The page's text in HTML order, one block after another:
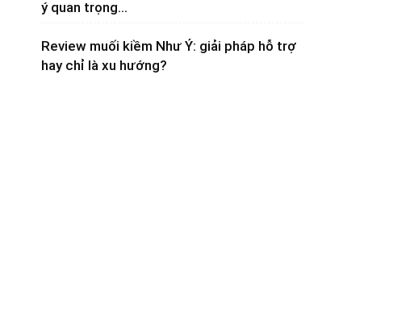
ý quan trọng...
Review muối kiềm Như Ý: giải pháp hỗ trợ
hay chỉ là xu hướng?